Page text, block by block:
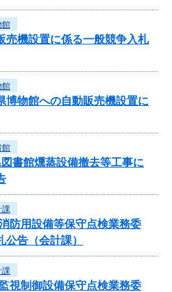
館
売機設置に係る一般競争入札
館
博物館への自動販売機設置に
館
書館燻蒸設備撤去等工事に
課
防用設備等保守点検業務委
告（会計課）
課
視制御設備保守点検業務委